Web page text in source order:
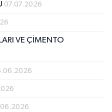
07.07.2026
VE ÇİMENTO